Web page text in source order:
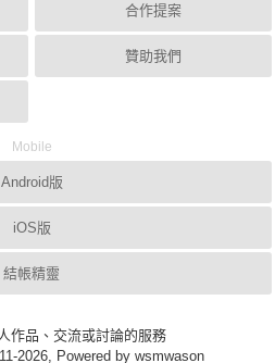
合作提案
贊助我們
Mobile
Android版
iOS版
結帳精靈
作品、交流或討論的服務
2026, Powered by wsmwason